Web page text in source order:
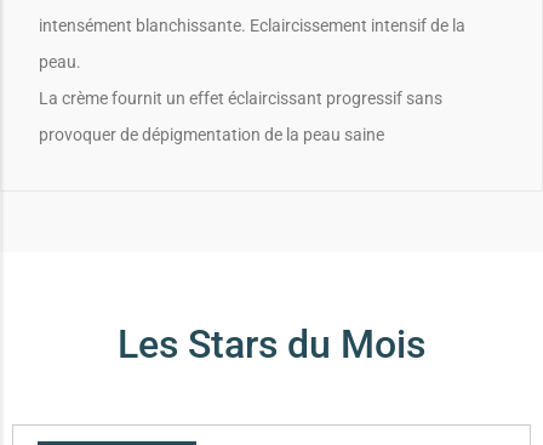
intensément blanchissante. Eclaircissement intensif de la
peau.
La crème fournit un effet éclaircissant progressif sans
provoquer de dépigmentation de la peau saine
Les Stars du Mois